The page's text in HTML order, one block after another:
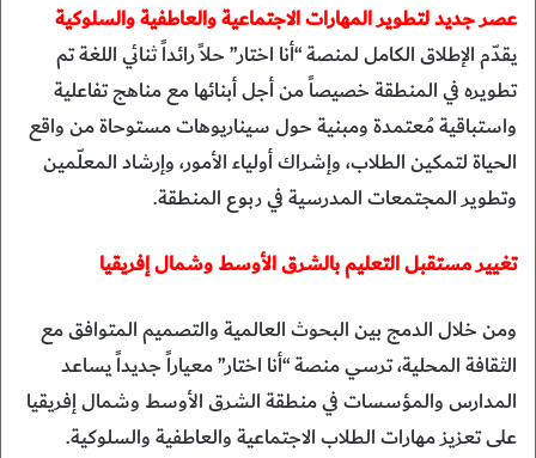
عصر جديد لتطوير المهارات الاجتماعية والعاطفية والسلوكية
يقدّم الإطلاق الكامل لمنصة “أنا اختار” حلاً رائداً ثنائي اللغة تم
تطويره في المنطقة خصيصاً من أجل أبنائها مع مناهج تفاعلية
واستباقية مُعتمدة ومبنية حول سيناريوهات مستوحاة من واقع
الحياة لتمكين الطلاب، وإشراك أولياء الأمور، وإرشاد المعلّمين
وتطوير المجتمعات المدرسية في ربوع المنطقة.
تغيير مستقبل التعليم بالشرق الأوسط وشمال إفريقيا
ومن خلال الدمج بين البحوث العالمية والتصميم المتوافق مع
الثقافة المحلية، ترسي منصة “أنا اختار” معياراً جديداً يساعد
المدارس والمؤسسات في منطقة الشرق الأوسط وشمال إفريقيا
على تعزيز مهارات الطلاب الاجتماعية والعاطفية والسلوكية.